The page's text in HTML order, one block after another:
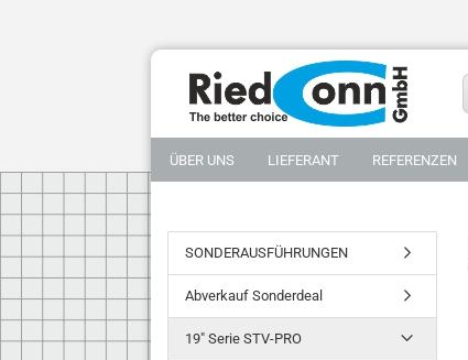
ÜBER UNS LIEFERANT REFERENZEN
SONDERAUSFÜHRUNGEN
Abverkauf Sonderdeal
19" Serie STV-PRO